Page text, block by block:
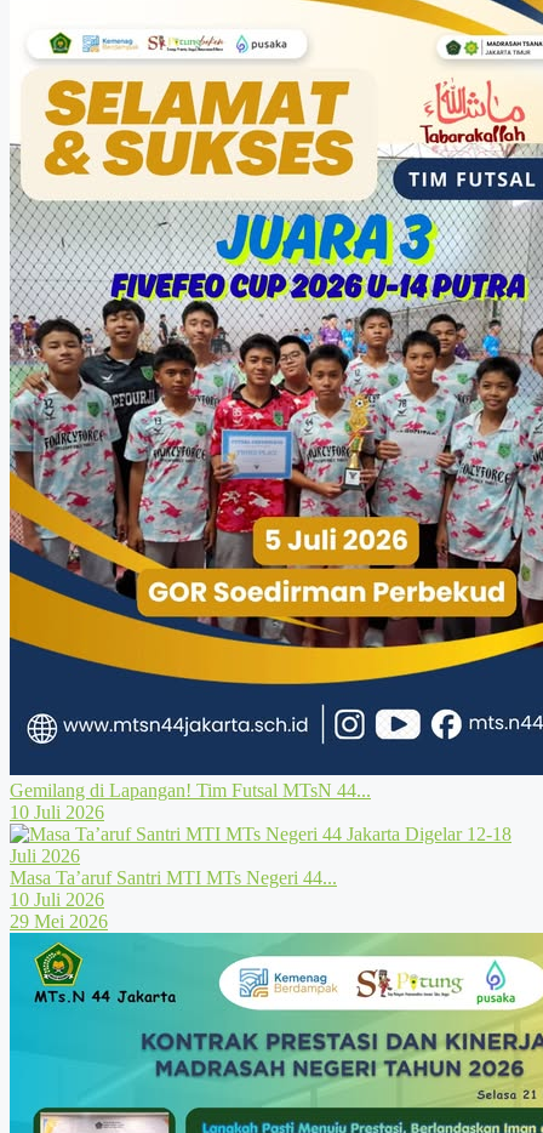
Gemilang di Lapangan! Tim Futsal MTsN 44...
10 Juli 2026
Masa Ta’aruf Santri MTI MTs Negeri 44...
10 Juli 2026
29 Mei 2026